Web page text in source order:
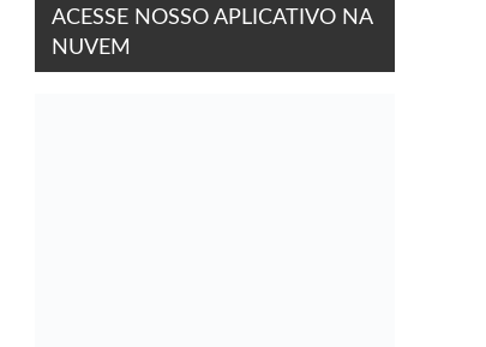
ACESSE NOSSO APLICATIVO NA
NUVEM